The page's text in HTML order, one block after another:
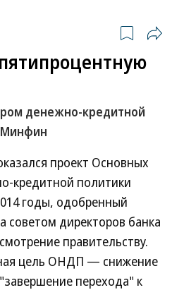
денежно-кредитной
Минфин
проект Основных
кредитной политики
годы, одобренный
советом директоров банка
правительству.
цель ОНДП — снижение
перехода" к